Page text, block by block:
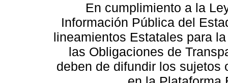
En cumplimiento a la
Información Pública del
lineamientos Estatales para
las Obligaciones de
deben de difundir los sujetos